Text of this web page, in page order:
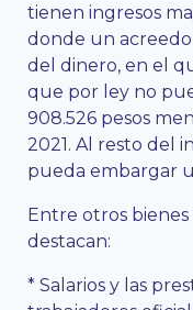
tienen ingresos
donde un
del dinero, en el
que por ley no
908.526 pesos
2021. Al resto del
pueda embargar
Entre otros
destacan:
* Salarios y las